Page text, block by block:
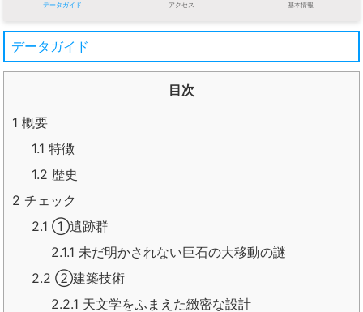
データガイド アクセス 基本情報
データガイド
目次
1 概要
1.1 特徴
1.2 歴史
2 チェック
2.1 ①遺跡群
2.1.1 未だ明かされない巨石の大移動の謎
2.2 ②建築技術
2.2.1 天文学をふまえた緻密な設計